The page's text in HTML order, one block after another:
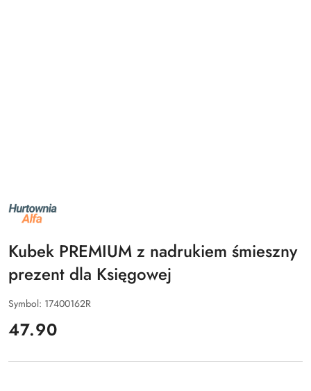
NAZWA
PRODUCENTA:
ALFA
Kubek PREMIUM z nadrukiem śmieszny
prezent dla Księgowej
Symbol: 17400162R
cena:
47.90